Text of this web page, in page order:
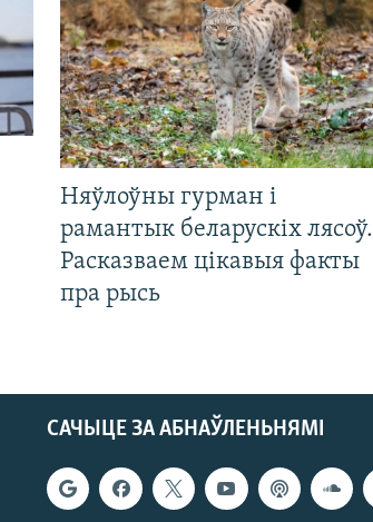
Няўлоўны гурман і
рамантык беларускіх лясоў.
Расказваем цікавыя факты
пра рысь
САЧЫЦЕ ЗА АБНАЎЛЕНЬНЯМІ